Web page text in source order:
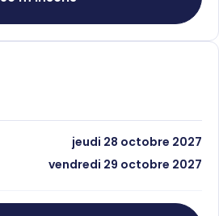
jeudi 28 octobre 2027
vendredi 29 octobre 2027